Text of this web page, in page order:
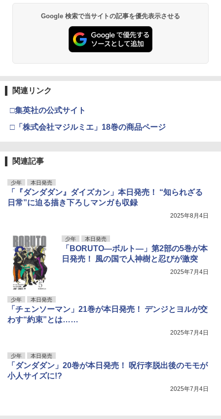
Google 検索で当サイトの記事を優先表示させる
関連リンク
□集英社の公式サイト
□「株式会社マジルミエ」18巻の商品ページ
関連記事
少年 本日発売
「『ダンダダン』ダイズカン」本日発売！ “知られざる
日常”に迫る描き下ろしマンガも収録
2025年8月4日
少年 本日発売
「BORUTO―ボルト―」第2部の5巻が本
日発売！ 風の国で人神樹と忍びが激突
2025年7月4日
少年 本日発売
「チェンソーマン」21巻が本日発売！ デンジとヨルが交
わす“約束”とは……
2025年7月4日
少年 本日発売
「ダンダダン」20巻が本日発売！ 呪行李脱出後のモモが
小人サイズに!?
2025年7月4日